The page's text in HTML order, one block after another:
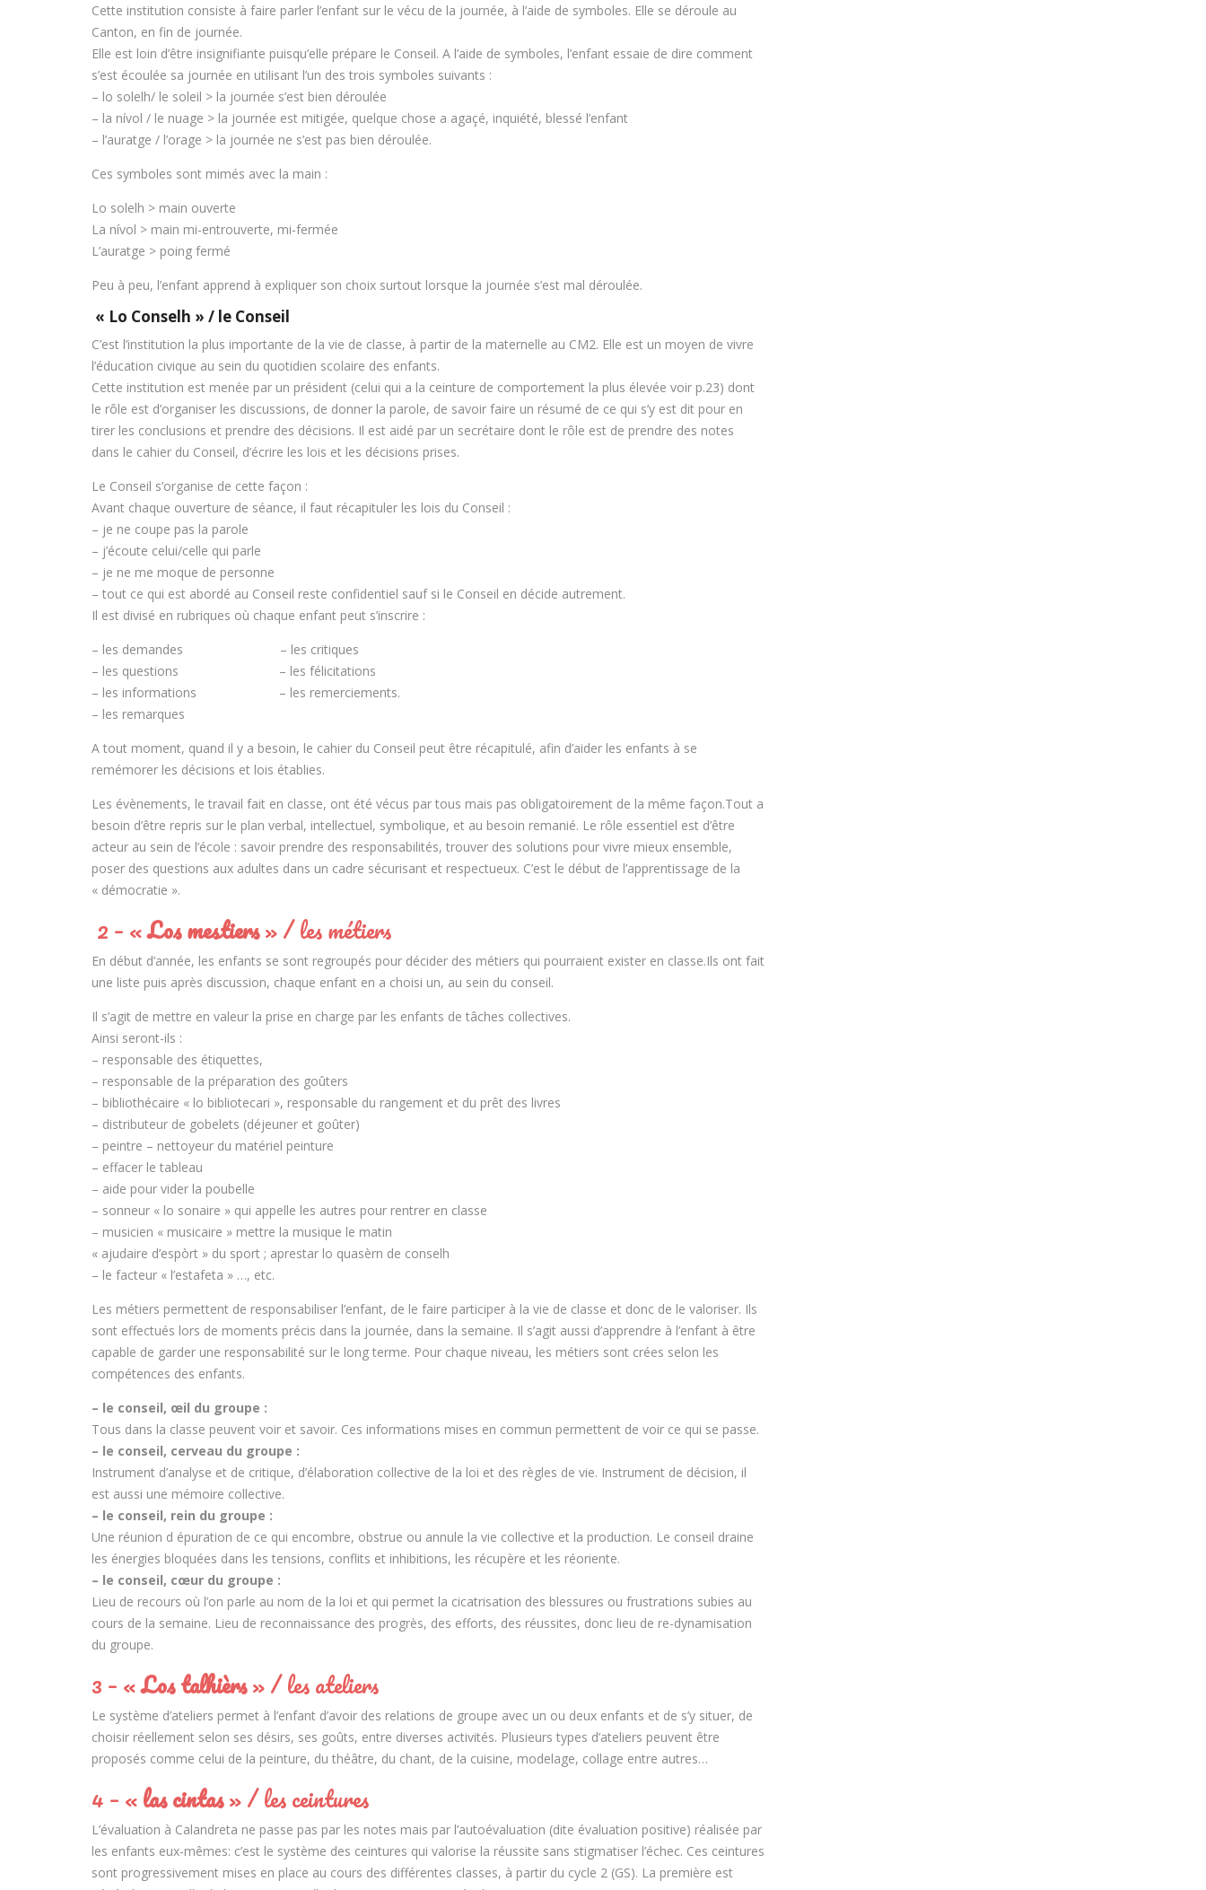
Cette institution consiste à faire parler l’enfant sur le vécu de la journée, à l’aide de symboles. Elle se déroule au
Canton, en fin de journée.
Elle est loin d’être insignifiante puisqu’elle prépare le Conseil. A l’aide de symboles, l’enfant essaie de dire comment
s’est écoulée sa journée en utilisant l’un des trois symboles suivants :
– lo solelh/ le soleil > la journée s’est bien déroulée
– la nívol / le nuage > la journée est mitigée, quelque chose a agaçé, inquiété, blessé l’enfant
– l’auratge / l’orage > la journée ne s’est pas bien déroulée.
Ces symboles sont mimés avec la main :
Lo solelh > main ouverte
La nívol > main mi-entrouverte, mi-fermée
L’auratge > poing fermé
Peu à peu, l’enfant apprend à expliquer son choix surtout lorsque la journée s’est mal déroulée.
« Lo Conselh » / le Conseil
C’est l’institution la plus importante de la vie de classe, à partir de la maternelle au CM2. Elle est un moyen de vivre
l’éducation civique au sein du quotidien scolaire des enfants.
Cette institution est menée par un président (celui qui a la ceinture de comportement la plus élevée voir p.23) dont
le rôle est d’organiser les discussions, de donner la parole, de savoir faire un résumé de ce qui s’y est dit pour en
tirer les conclusions et prendre des décisions. Il est aidé par un secrétaire dont le rôle est de prendre des notes
dans le cahier du Conseil, d’écrire les lois et les décisions prises.
Le Conseil s’organise de cette façon :
Avant chaque ouverture de séance, il faut récapituler les lois du Conseil :
– je ne coupe pas la parole
– j’écoute celui/celle qui parle
– je ne me moque de personne
– tout ce qui est abordé au Conseil reste confidentiel sauf si le Conseil en décide autrement.
Il est divisé en rubriques où chaque enfant peut s’inscrire :
– les demandes – les critiques
– les questions – les félicitations
– les informations – les remerciements.
– les remarques
A tout moment, quand il y a besoin, le cahier du Conseil peut être récapitulé, afin d’aider les enfants à se
remémorer les décisions et lois établies.
Les évènements, le travail fait en classe, ont été vécus par tous mais pas obligatoirement de la même façon.Tout a
besoin d’être repris sur le plan verbal, intellectuel, symbolique, et au besoin remanié. Le rôle essentiel est d’être
acteur au sein de l’école : savoir prendre des responsabilités, trouver des solutions pour vivre mieux ensemble,
poser des questions aux adultes dans un cadre sécurisant et respectueux. C’est le début de l’apprentissage de la
« démocratie ».
2 – «Los mestiers» / les métiers
En début d’année, les enfants se sont regroupés pour décider des métiers qui pourraient exister en classe.Ils ont fait
une liste puis après discussion, chaque enfant en a choisi un, au sein du conseil.
Il s’agit de mettre en valeur la prise en charge par les enfants de tâches collectives.
Ainsi seront-ils :
– responsable des étiquettes,
– responsable de la préparation des goûters
– bibliothécaire « lo bibliotecari », responsable du rangement et du prêt des livres
– distributeur de gobelets (déjeuner et goûter)
– peintre – nettoyeur du matériel peinture
– effacer le tableau
– aide pour vider la poubelle
– sonneur « lo sonaire » qui appelle les autres pour rentrer en classe
– musicien « musicaire » mettre la musique le matin
« ajudaire d’espòrt » du sport ; aprestar lo quasèrn de conselh
– le facteur « l’estafeta » …, etc.
Les métiers permettent de responsabiliser l’enfant, de le faire participer à la vie de classe et donc de le valoriser. Ils
sont effectués lors de moments précis dans la journée, dans la semaine. Il s’agit aussi d’apprendre à l’enfant à être
capable de garder une responsabilité sur le long terme. Pour chaque niveau, les métiers sont crées selon les
compétences des enfants.
– le conseil, œil du groupe :
Tous dans la classe peuvent voir et savoir. Ces informations mises en commun permettent de voir ce qui se passe.
– le conseil, cerveau du groupe :
Instrument d’analyse et de critique, d’élaboration collective de la loi et des règles de vie. Instrument de décision, il
est aussi une mémoire collective.
– le conseil, rein du groupe :
Une réunion d épuration de ce qui encombre, obstrue ou annule la vie collective et la production. Le conseil draine
les énergies bloquées dans les tensions, conflits et inhibitions, les récupère et les réoriente.
– le conseil, cœur du groupe :
Lieu de recours où l’on parle au nom de la loi et qui permet la cicatrisation des blessures ou frustrations subies au
cours de la semaine. Lieu de reconnaissance des progrès, des efforts, des réussites, donc lieu de re-dynamisation
du groupe.
3 – «Los talhièrs» / les ateliers
Le système d’ateliers permet à l’enfant d’avoir des relations de groupe avec un ou deux enfants et de s’y situer, de
choisir réellement selon ses désirs, ses goûts, entre diverses activités. Plusieurs types d’ateliers peuvent être
proposés comme celui de la peinture, du théâtre, du chant, de la cuisine, modelage, collage entre autres…
4 – «las cintas» / les ceintures
L’évaluation à Calandreta ne passe pas par les notes mais par l’autoévaluation (dite évaluation positive) réalisée par
les enfants eux-mêmes: c’est le système des ceintures qui valorise la réussite sans stigmatiser l’échec. Ces ceintures
sont progressivement mises en place au cours des différentes classes, à partir du cycle 2 (GS). La première est